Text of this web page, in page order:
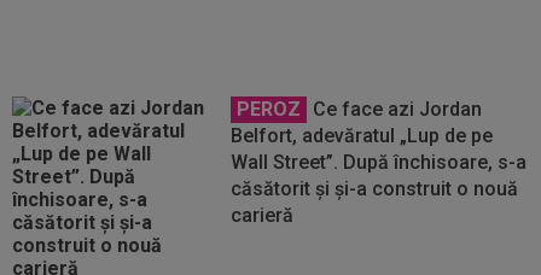
PEROZ
Ce face azi Jordan
Belfort, adevăratul „Lup de pe
Wall Street”. După închisoare, s-a
căsătorit și și-a construit o nouă
carieră